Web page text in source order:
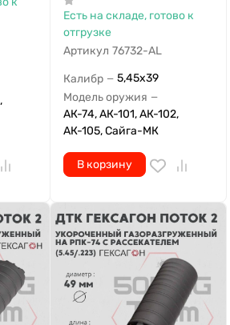
Есть на складе, готово к
отгрузке
Артикул 76732-AL
Калибр — 5,45х39
Модель оружия —
АК-74, АК-101, АК-102,
АК-105, Сайга-МК
В корзину